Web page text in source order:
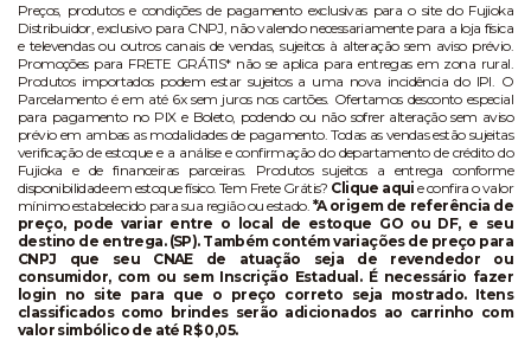
Preços, produtos e condições de pagamento exclusivas para o site do Fujioka
Distribuidor, exclusivo para CNPJ, não valendo necessariamente para a loja física
e televendas ou outros canais de vendas, sujeitos à alteração sem aviso prévio.
Promoções para FRETE GRÁTIS* não se aplica para entregas em zona rural.
Produtos importados podem estar sujeitos a uma nova incidência do IPI. O
Parcelamento é em até 6x sem juros nos cartões. Ofertamos desconto especial
para pagamento no PIX e Boleto, podendo ou não sofrer alteração sem aviso
prévio em ambas as modalidades de pagamento. Todas as vendas estão sujeitas
verificação de estoque e a análise e confirmação do departamento de crédito do
Fujioka e de financeiras parceiras. Produtos sujeitos a entrega conforme
disponibilidade em estoque físico. Tem Frete Grátis? Clique aqui e confira o valor
mínimo estabelecido para sua região ou estado. *A origem de referência de
preço, pode variar entre o local de estoque GO ou DF, e seu
destino de entrega. (SP). Também contém variações de preço para
CNPJ que seu CNAE de atuação seja de revendedor ou
consumidor, com ou sem Inscrição Estadual. É necessário fazer
login no site para que o preço correto seja mostrado. Itens
classificados como brindes serão adicionados ao carrinho com
valor simbólico de até R$ 0,05.